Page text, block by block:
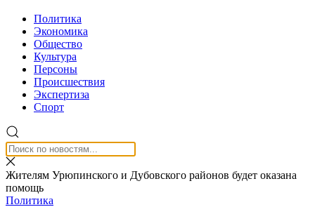
Политика
Экономика
Общество
Культура
Персоны
Происшествия
Экспертиза
Спорт
Жителям Урюпинского и Дубовского районов будет оказана
помощь
Политика